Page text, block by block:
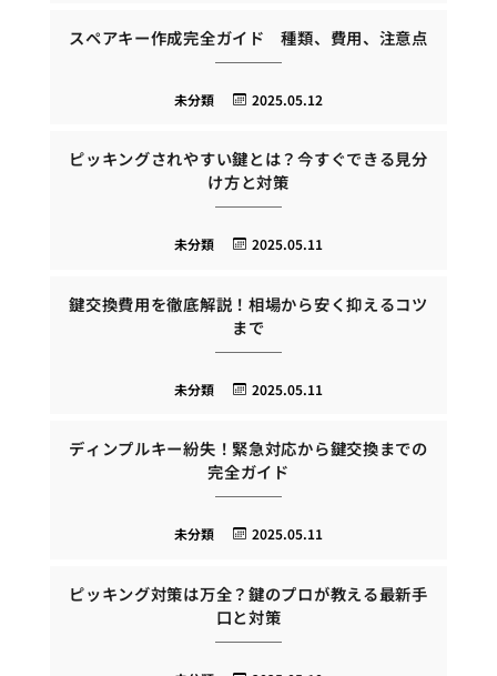
スペアキー作成完全ガイド 種類、費用、注意点
2025.05.12
未分類
ピッキングされやすい鍵とは？今すぐできる見分
け方と対策
2025.05.11
未分類
鍵交換費用を徹底解説！相場から安く抑えるコツ
まで
2025.05.11
未分類
ディンプルキー紛失！緊急対応から鍵交換までの
完全ガイド
2025.05.11
未分類
ピッキング対策は万全？鍵のプロが教える最新手
口と対策